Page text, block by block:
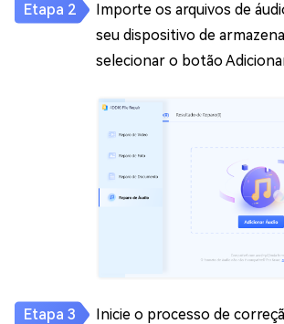
Importe os arquivos de
seu dispositivo de
selecionar o botão
Inicie o processo de